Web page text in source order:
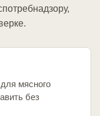
мясного
без